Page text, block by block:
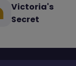
Victoria's
Secret